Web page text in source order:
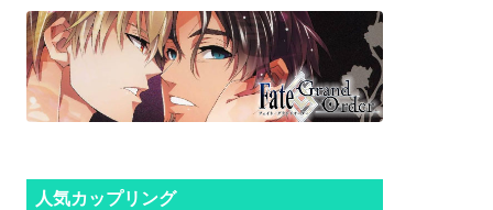
人気カップリング